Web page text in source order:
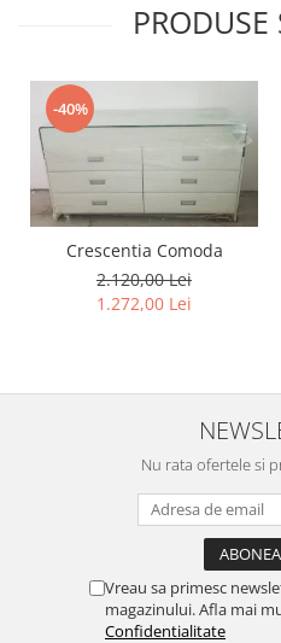
-40%
Crescentia Comoda
2.120,00 Lei
1.272,00 Lei
Nu rata ofertele si
Vreau sa primesc
magazinului. Afla mai
Confidentialitate